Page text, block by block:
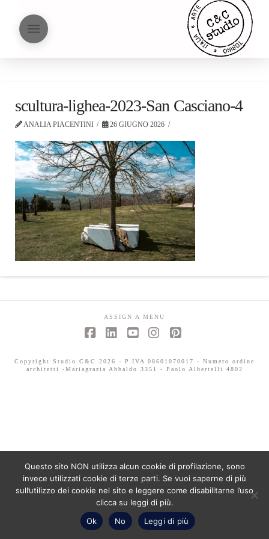
scultura-lighea-2023-San Casciano-4
ANALIA PIACENTINI 26 GIUGNO 2026
ASSIGN A MENU
Copyright Studio C&C 2026 - P.IVA 08601070017 - Numero ordine
architetti -Mariagrazia Abbaldo 3351 - Paolo Albertelli 4802
Questo sito NON utilizza alcun cookie di profilazione, sono
invece utilizzati cookie di terze parti. Se vuoi saperne di più
sull’utilizzo dei cookie nel sito e leggere come disabilitarne l’uso
clicca su leggi di più.
Ok
No Leggi di più